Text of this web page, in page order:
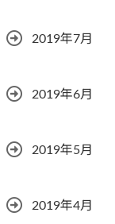
2019年7月
2019年6月
2019年5月
2019年4月